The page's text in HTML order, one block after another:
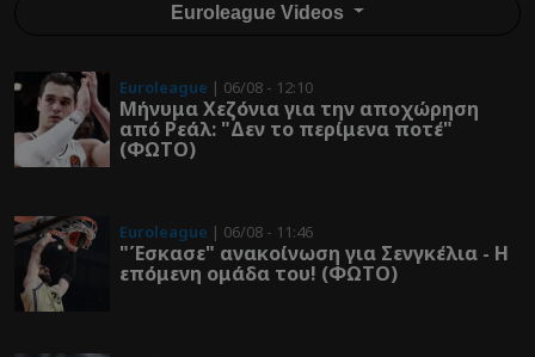
Euroleague Videos
Euroleague | 06/08 - 12:10
Μήνυμα Χεζόνια για την αποχώρηση
από Ρεάλ: "Δεν το περίμενα ποτέ"
(ΦΩΤΟ)
Euroleague | 06/08 - 11:46
"Έσκασε" ανακοίνωση για Σενγκέλια - Η
επόμενη ομάδα του! (ΦΩΤΟ)